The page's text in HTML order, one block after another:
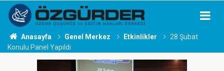
Anasayfa Genel Merkez Etkinlikler
28 Şubat
Konulu Panel Yapıldı